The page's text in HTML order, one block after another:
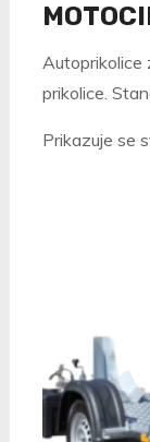
Autoprikolice
prikolice.
Prikazuje se